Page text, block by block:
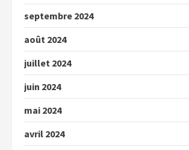
septembre 2024
août 2024
juillet 2024
juin 2024
mai 2024
avril 2024